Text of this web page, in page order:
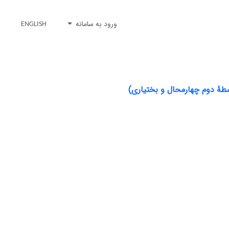
ورود به سامانه ENGLISH
دوم چهارمحال و بختیاری)